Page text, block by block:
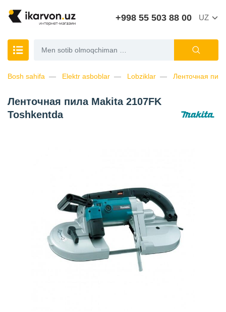
+998 55 503 88 00 UZ
Bosh sahifa Elektr asboblar Lobziklar Ленточная
Ленточная пила Makita 2107FK
Toshkentda